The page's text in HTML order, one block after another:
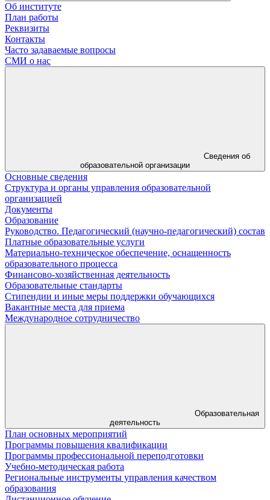
Об институте
План работы
Реквизиты
Контакты
Часто задаваемые вопросы
СМИ о нас
Сведения об
образовательной организации
Основные сведения
Структура и органы управления образовательной
организацией
Документы
Образование
Руководство. Педагогический (научно-педагогический) состав
Платные образовательные услуги
Материально-техническое обеспечение, оснащенность
образовательного процесса
Финансово-хозяйственная деятельность
Образовательные стандарты
Стипендии и иные меры поддержки обучающихся
Вакантные места для приема
Международное сотрудничество
Образовательная
деятельность
План основных мероприятий
Программы повышения квалификации
Программы профессиональной переподготовки
Учебно-методическая работа
Региональные инструменты управления качеством
образования